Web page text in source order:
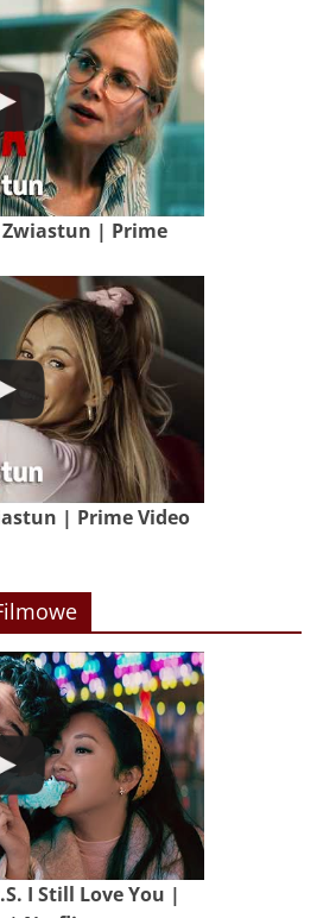
| Prime
| Prime Video
I Still Love You |